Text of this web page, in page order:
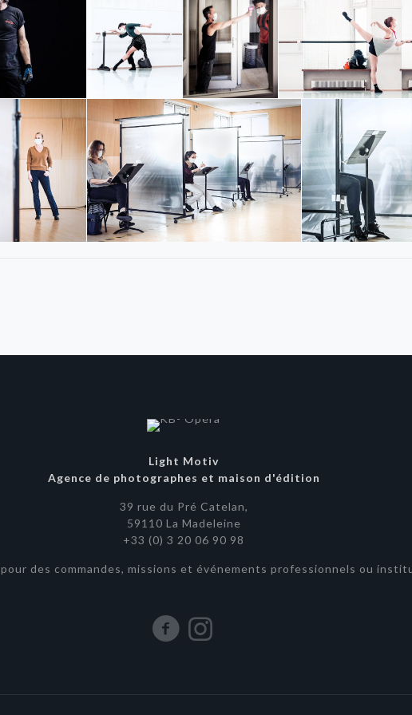
Light Motiv
Agence de photographes et maison d'édition
39 rue du Pré Catelan,
59110 La Madeleine
+33 (0) 3 20 06 90 98
pour des commandes, missions et événements professionnels ou